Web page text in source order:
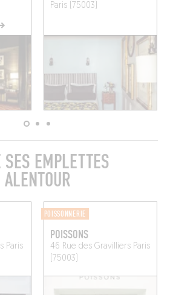
Paris (75003)
SES EMPLETTES
ALENTOUR
Paris
POISSONNERIE
POISSONS
46 Rue des GravilliersParis
(75003)